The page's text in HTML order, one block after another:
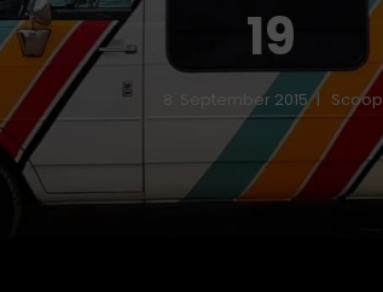
19
8. September 2015 Scoop